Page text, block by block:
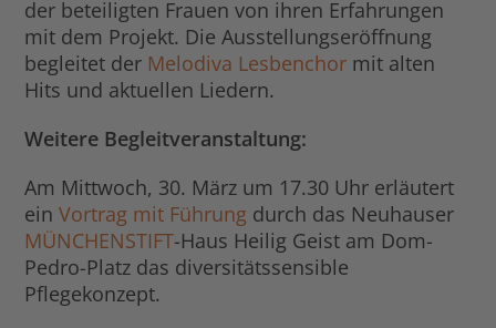
der beteiligten Frauen von ihren Erfahrungen
mit dem Projekt. Die Ausstellungseröffnung
begleitet der Melodiva Lesbenchor mit alten
Hits und aktuellen Liedern.
Weitere Begleitveranstaltung:
Am Mittwoch, 30. März um 17.30 Uhr erläutert
einVortrag mit Führung durch das Neuhauser
MÜNCHENSTIFT-Haus Heilig Geist am Dom-
Pedro-Platz das diversitätssensible
Pflegekonzept.